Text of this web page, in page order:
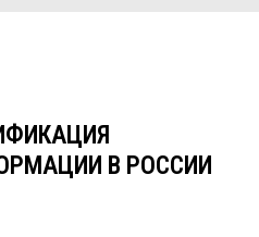
В РОССИИ